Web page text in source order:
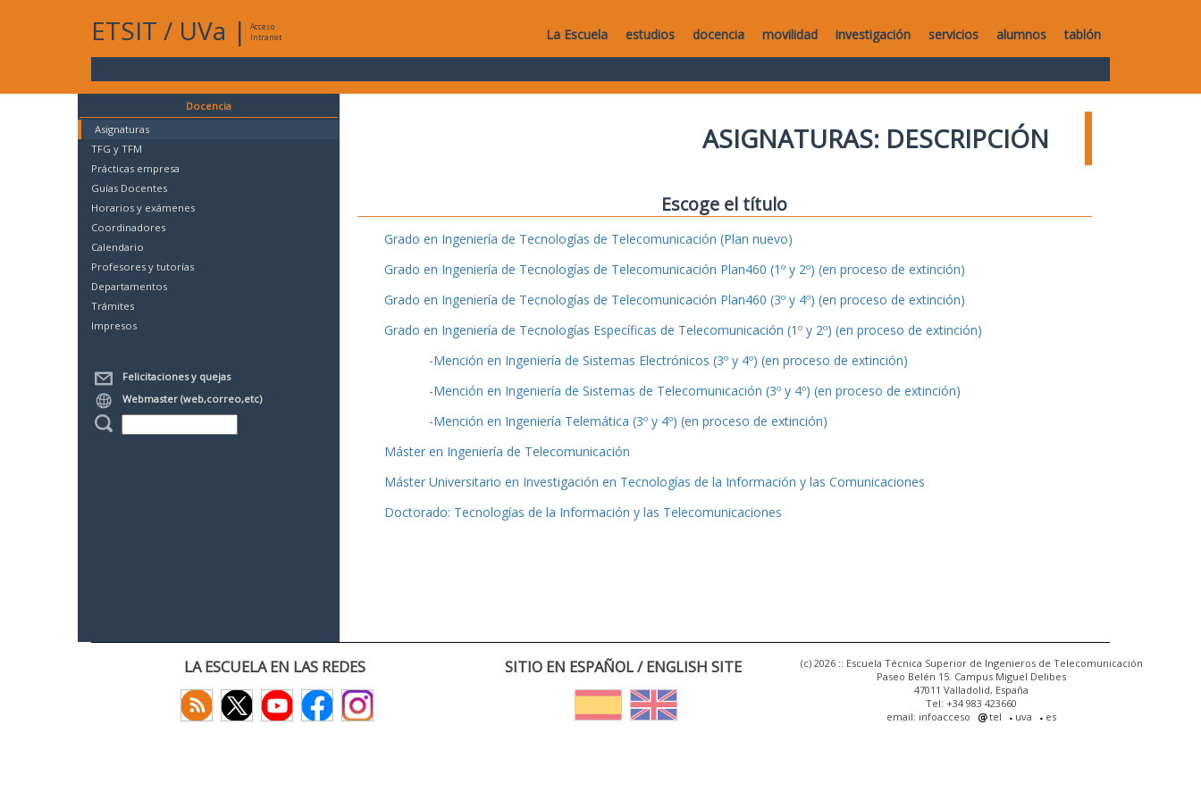
ETSIT / UVa |
Acceso
Intranet
La Escuela estudios docencia movilidad investigación servicios alumnos tablón
Docencia
Asignaturas
TFG y TFM
Prácticas empresa
Guías Docentes
Horarios y exámenes
Coordinadores
Calendario
Profesores y tutorías
Departamentos
Trámites
Impresos
Felicitaciones y quejas
Webmaster (web,correo,etc)
ASIGNATURAS: DESCRIPCIÓN
Escoge el título
Grado en Ingeniería de Tecnologías de Telecomunicación (Plan nuevo)
Grado en Ingeniería de Tecnologías de Telecomunicación Plan460 (1º y 2º) (en proceso de extinción)
Grado en Ingeniería de Tecnologías de Telecomunicación Plan460 (3º y 4º) (en proceso de extinción)
Grado en Ingeniería de Tecnologías Específicas de Telecomunicación (1º y 2º) (en proceso de extinción)
-Mención en Ingeniería de Sistemas Electrónicos (3º y 4º) (en proceso de extinción)
-Mención en Ingeniería de Sistemas de Telecomunicación (3º y 4º) (en proceso de extinción)
-Mención en Ingeniería Telemática (3º y 4º) (en proceso de extinción)
Máster en Ingeniería de Telecomunicación
Máster Universitario en Investigación en Tecnologías de la Información y las Comunicaciones
Doctorado: Tecnologías de la Información y las Telecomunicaciones
LA ESCUELA EN LAS REDES SITIO EN ESPAÑOL / ENGLISH SITE
(c) 2026 :: Escuela Técnica Superior de Ingenieros de Telecomunicación
Paseo Belén 15. Campus Miguel Delibes
47011 Valladolid, España
Tel: +34 983 423660
email: infoacceso
tel uva es